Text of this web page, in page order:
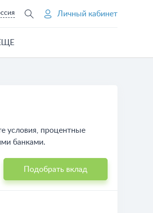
Личный кабинет
условия, процентные
банками.
Подобрать вклад